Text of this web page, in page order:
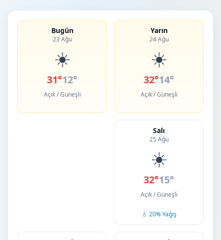
Bugün
23 Ağu
☀️
31°12°
Açık / Güneşli
Yarın
24 Ağu
☀️
32°14°
Açık / Güneşli
Salı
25 Ağu
☀️
32°15°
Açık / Güneşli
💧 20% Yağış